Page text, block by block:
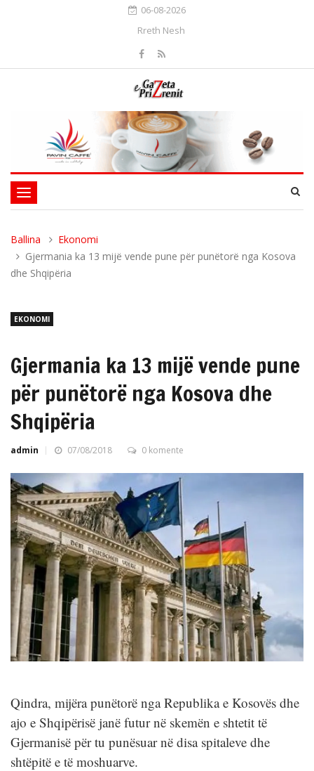
06-08-2026
Rreth Nesh
Toggle
navigation
Ballina
Ekonomi
Gjermania ka 13 mijë vende pune për punëtorë nga Kosova
dhe Shqipëria
EKONOMI
Gjermania ka 13 mijë vende pune
për punëtorë nga Kosova dhe
Shqipëria
admin 07/08/2018 0 komente
Qindra, mijëra punëtorë nga Republika e Kosovës dhe
ajo e Shqipërisë janë futur në skemën e shtetit të
Gjermanisë për tu punësuar në disa spitaleve dhe
shtëpitë e të moshuarve.